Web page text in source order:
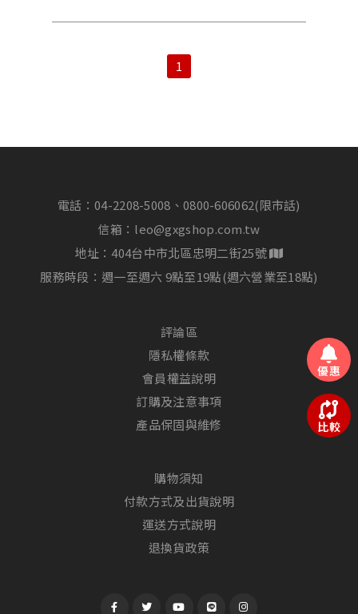
1
電話：04-2208-5008、0800-606062(限市話)
信箱： leo@gxgshop.com.tw
地址：404台中市北區忠明二街25號
服務時段：週一至週六 9點至19點(週六營業至18點)
評論區
隱私權條款
會員權益說明
訂購及注意事項
產品保固與維修
購物須知
付款方式及出貨說明
運送方式說明
退換貨政策
優惠
比較